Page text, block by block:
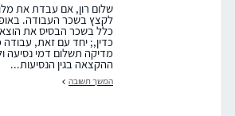
שלום רון, אם עבדת את
לקצץ בשכר העבודה.
כלל בשכר הבסיס את
כדין,; יחד עם זאת, עבודה
מדיקה תשלום דמי נסיעה
ההקצאה בגין הנסיעות...
המשך תשובה